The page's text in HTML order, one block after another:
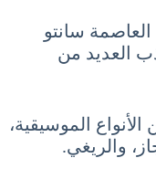
العاصمة سانتو
العديد من
الموسيقية،
والريغي.